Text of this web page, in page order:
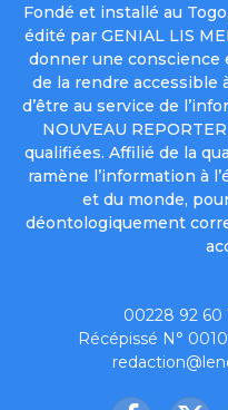
Fondé et installé au
édité par GENIAL LIS
donner une conscience
de la rendre accessible
d’être au service de
NOUVEAU
qualifiées. Affilié de la
ramène l’information à
et du monde,
déontologiquement
00228 92 60
Récépissé N°